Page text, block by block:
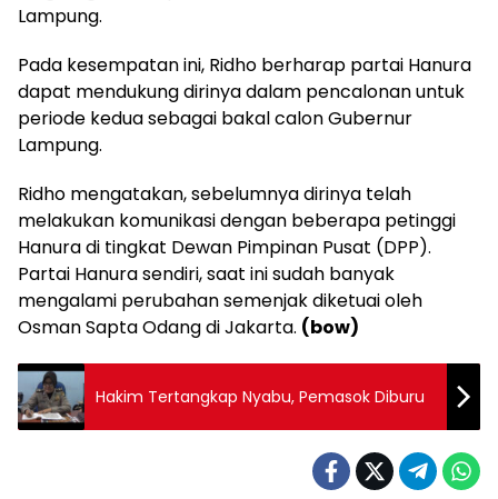
Lampung.
Pada kesempatan ini, Ridho berharap partai Hanura
dapat mendukung dirinya dalam pencalonan untuk
periode kedua sebagai bakal calon Gubernur
Lampung.
Ridho mengatakan, sebelumnya dirinya telah
melakukan komunikasi dengan beberapa petinggi
Hanura di tingkat Dewan Pimpinan Pusat (DPP).
Partai Hanura sendiri, saat ini sudah banyak
mengalami perubahan semenjak diketuai oleh
Osman Sapta Odang di Jakarta. (bow)
Hakim Tertangkap Nyabu, Pemasok Diburu